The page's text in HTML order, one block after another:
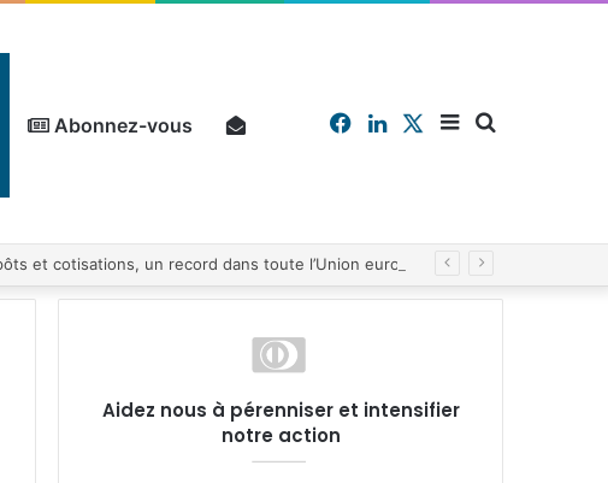
Abonnez-vous Sidebar
X
Linkedin
Facebook
Aidez nous à pérenniser et intensifier
notre action